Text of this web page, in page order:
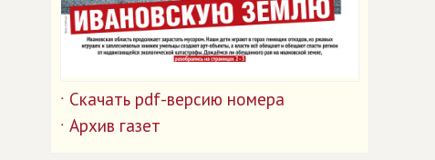
˙ Скачать pdf-версию номера
˙ Архив газет